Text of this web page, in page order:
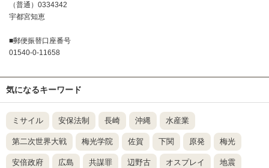
（普通）0334342
宇都宮知恵
■郵便振替口座番号
01540-0-11658
気になるキーワード
ミサイル 安保法制 長崎 沖縄 水産業
第二次世界大戦 梅光学院 佐賀 下関 原発 梅光
安倍政府 広島 共謀罪 辺野古 オスプレイ 地震